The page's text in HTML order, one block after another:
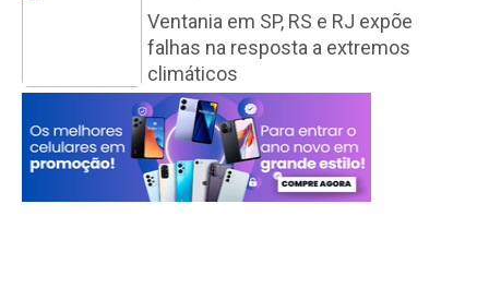
Ventania em SP, RS e RJ expõe
falhas na resposta a extremos
climáticos